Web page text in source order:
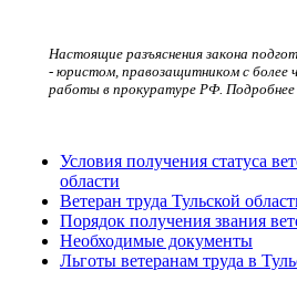
Настоящие разъяснения закона
- юристом, правозащитником с
работы в прокуратуре РФ. Подробнее
Условия получения статуса
области
Ветеран труда Тульской
Порядок получения звания
Необходимые документы
Льготы ветеранам труда в